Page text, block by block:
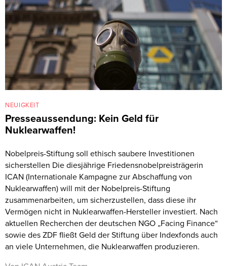
NEUIGKEIT
Presseaussendung: Kein Geld für
Nuklearwaffen!
Nobelpreis-Stiftung soll ethisch saubere Investitionen
sicherstellen Die diesjährige Friedensnobelpreisträgerin
ICAN (Internationale Kampagne zur Abschaffung von
Nuklearwaffen) will mit der Nobelpreis-Stiftung
zusammenarbeiten, um sicherzustellen, dass diese ihr
Vermögen nicht in Nuklearwaffen-Hersteller investiert. Nach
aktuellen Recherchen der deutschen NGO „Facing Finance“
sowie des ZDF fließt Geld der Stiftung über Indexfonds auch
an viele Unternehmen, die Nuklearwaffen produzieren.